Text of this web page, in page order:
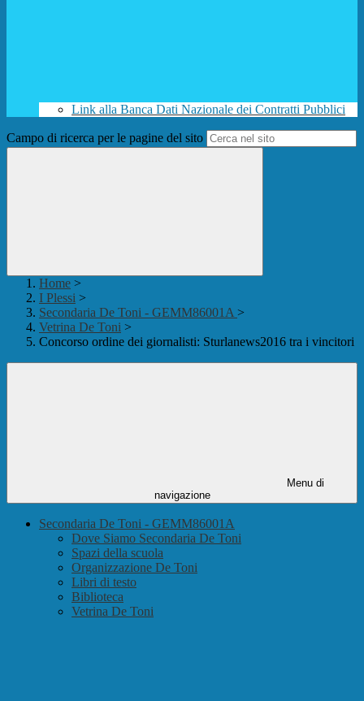
Link alla Banca Dati Nazionale dei Contratti Pubblici
Campo di ricerca per le pagine del sito
Home >
I Plessi >
Secondaria De Toni - GEMM86001A >
Vetrina De Toni >
Concorso ordine dei giornalisti: Sturlanews2016 tra i vincitori
Menu di
navigazione
Secondaria De Toni - GEMM86001A
Dove Siamo Secondaria De Toni
Spazi della scuola
Organizzazione De Toni
Libri di testo
Biblioteca
Vetrina De Toni